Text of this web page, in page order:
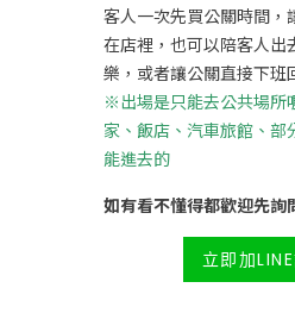
客人一次先買公關時間，
在店裡，也可以陪客人出
樂，或者讓公關直接下班
※出場是只能去公共場所
家、飯店、汽車旅館、部
能進去的
如有看不懂得都歡迎先詢
立即加